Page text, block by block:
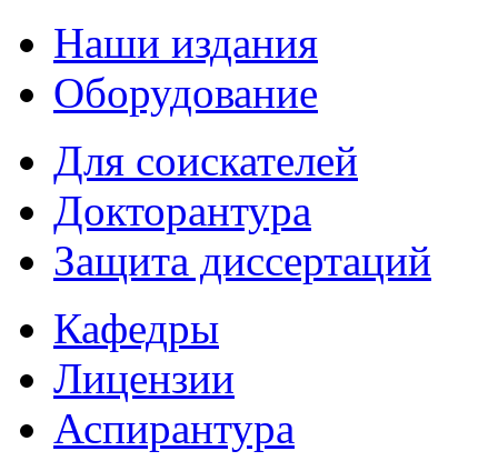
Наши издания
Оборудование
Для соискателей
Докторантура
Защита диссертаций
Кафедры
Лицензии
Аспирантура